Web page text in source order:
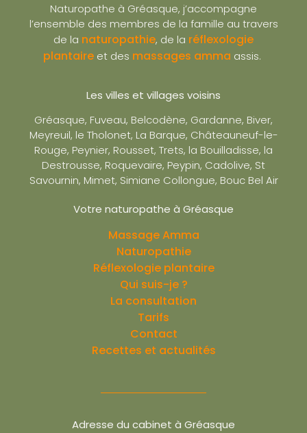
Naturopathe à Gréasque, j’accompagne
l’ensemble des membres de la famille au travers
de la naturopathie, de la réflexologie
plantaire et des massages amma assis.
Les villes et villages voisins
Gréasque, Fuveau, Belcodène, Gardanne, Biver,
Meyreuil, le Tholonet, La Barque, Châteauneuf-le-
Rouge, Peynier, Rousset, Trets, la Bouilladisse, la
Destrousse, Roquevaire, Peypin, Cadolive, St
Savournin, Mimet, Simiane Collongue, Bouc Bel Air
Votre naturopathe à Gréasque
Massage Amma
Naturopathie
Réflexologie plantaire
Qui suis-je ?
La consultation
Tarifs
Contact
Recettes et actualités
Adresse du cabinet à Gréasque